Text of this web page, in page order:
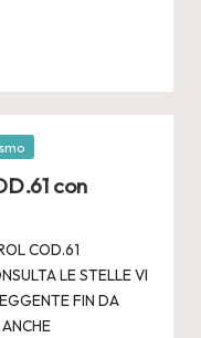
con
COD.61
LE STELLE VI
FIN DA